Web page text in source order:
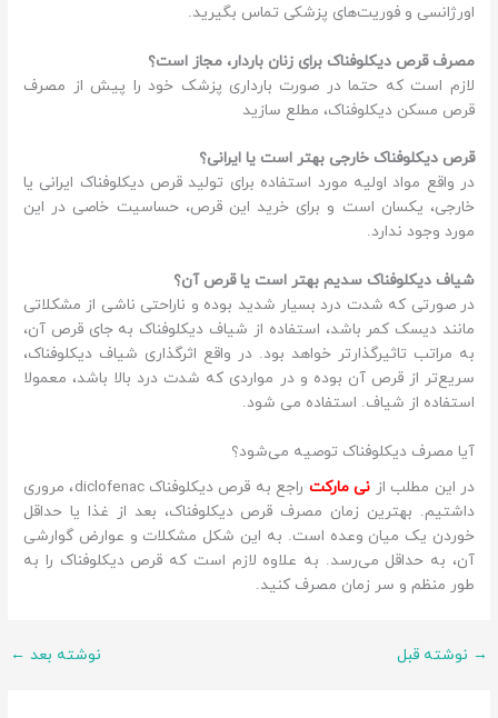
اورژانسی و فوریت‌های پزشکی تماس بگیرید.
مصرف قرص دیکلوفناک برای زنان باردار، مجاز است؟
لازم است که حتما در صورت بارداری پزشک خود را پیش از مصرف
قرص مسکن دیکلوفناک، مطلع سازید
قرص دیکلوفناک خارجی بهتر است یا ایرانی؟
در واقع مواد اولیه مورد استفاده برای تولید قرص دیکلوفناک ایرانی یا
خارجی، یکسان است و برای خرید این قرص، حساسیت خاصی در این
مورد وجود ندارد.
شیاف دیکلوفناک سدیم بهتر است یا قرص آن؟
در صورتی که شدت درد بسیار شدید بوده و ناراحتی ناشی از مشکلاتی
مانند دیسک کمر باشد، استفاده از شیاف دیکلوفناک به جای قرص آن،
به مراتب تاثیرگذارتر خواهد بود. در واقع اثرگذاری شیاف دیکلوفناک،
سریع‌تر از قرص آن بوده و در مواردی که شدت درد بالا باشد، معمولا
استفاده از شیاف. استفاده می شود.
آیا مصرف دیکلوفناک توصیه می‌شود؟
در این مطلب از نی مارکت
راجع به قرص دیکلوفناک diclofenac، مروری
داشتیم. بهترین زمان مصرف قرص دیکلوفناک، بعد از غذا یا حداقل
خوردن یک میان وعده است. به این شکل مشکلات و عوارض گوارشی
آن، به حداقل می‌رسد. به علاوه لازم است که قرص دیکلوفناک را به
طور منظم و سر زمان مصرف کنید.
→ نوشته قبل نوشته بعد ←